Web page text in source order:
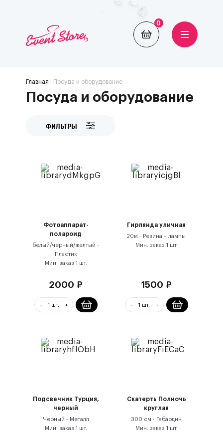
0
Главная | Посуда и оборудование
Посуда и оборудование
ФИЛЬТРЫ
Фотоаппарат-
полароид
белый/черный/желтый -
Пластик
Мин. заказ 1 шт.
2000 ₽
Гирлянда уличная
20м - Резина + лампы
Мин. заказ 1 шт.
1500 ₽
Подсвечник Турция,
черный
Черный - Металл
Мин. заказ 1 шт.
Скатерть Полночь
круглая
300 см - Габардин
Мин. заказ 1 шт.